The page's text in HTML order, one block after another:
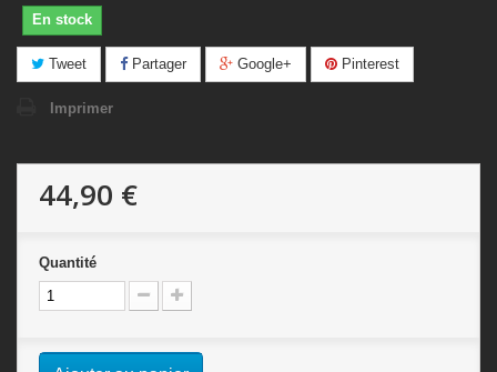
En stock
Tweet Partager Google+ Pinterest
Imprimer
44,90 €
Quantité